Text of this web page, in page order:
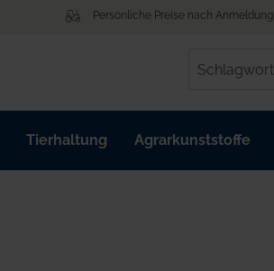
Persönliche Preise nach Anmeldung
Tierhaltung Agrarkunststoffe